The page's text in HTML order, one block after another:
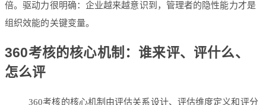
倍。驱动力很明确：企业越来越意识到，管理者的隐性能力才是
组织效能的关键变量。
360考核的核心机制：谁来评、评什么、
怎么评
360考核的核心机制由评估关系设计、评估维度定义和评分